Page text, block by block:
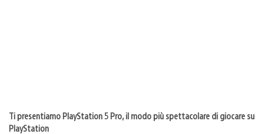
Ti presentiamo PlayStation 5 Pro, il modo più spettacolare di giocare su
PlayStation